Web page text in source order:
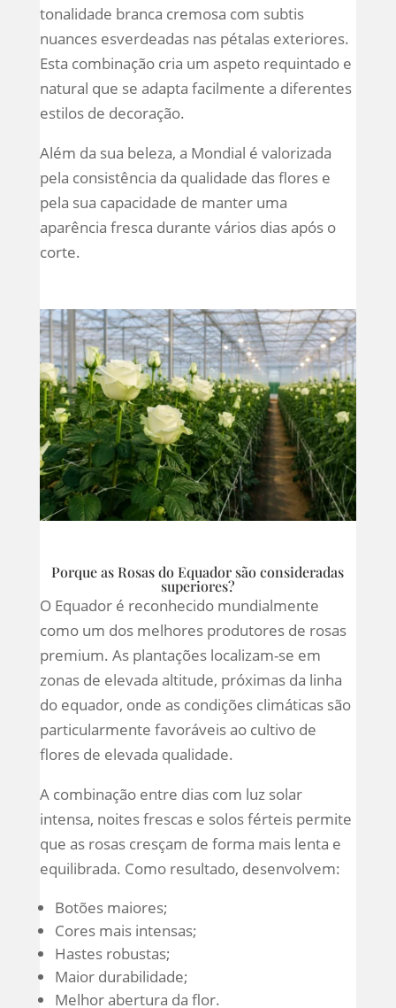
tonalidade branca cremosa com subtis
nuances esverdeadas nas pétalas exteriores.
Esta combinação cria um aspeto requintado e
natural que se adapta facilmente a diferentes
estilos de decoração.
Além da sua beleza, a Mondial é valorizada
pela consistência da qualidade das flores e
pela sua capacidade de manter uma
aparência fresca durante vários dias após o
corte.
Porque as Rosas do Equador são consideradas
superiores?
O Equador é reconhecido mundialmente
como um dos melhores produtores de rosas
premium. As plantações localizam-se em
zonas de elevada altitude, próximas da linha
do equador, onde as condições climáticas são
particularmente favoráveis ao cultivo de
flores de elevada qualidade.
A combinação entre dias com luz solar
intensa, noites frescas e solos férteis permite
que as rosas cresçam de forma mais lenta e
equilibrada. Como resultado, desenvolvem:
Botões maiores;
Cores mais intensas;
Hastes robustas;
Maior durabilidade;
Melhor abertura da flor.